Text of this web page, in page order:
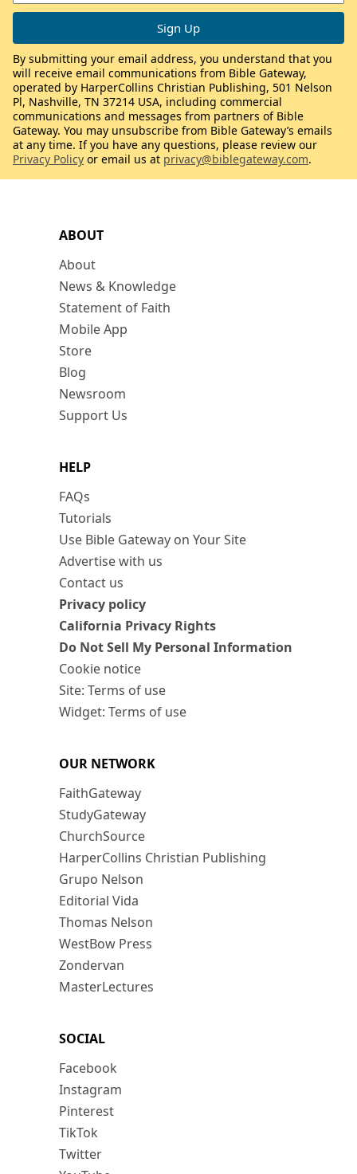
ABOUT
About
News & Knowledge
Statement of Faith
Mobile App
Store
Blog
Newsroom
Support Us
HELP
FAQs
Tutorials
Use Bible Gateway on Your Site
Advertise with us
Contact us
Privacy policy
California Privacy Rights
Do Not Sell My Personal Information
Cookie notice
Site: Terms of use
Widget: Terms of use
OUR NETWORK
FaithGateway
StudyGateway
ChurchSource
HarperCollins Christian Publishing
Grupo Nelson
Editorial Vida
Thomas Nelson
WestBow Press
Zondervan
MasterLectures
SOCIAL
Facebook
Instagram
Pinterest
TikTok
Twitter
By submitting your email address, you understand that you
will receive email communications from Bible Gateway,
operated by HarperCollins Christian Publishing, 501 Nelson
Pl, Nashville, TN 37214 USA, including commercial
communications and messages from partners of Bible
Gateway. You may unsubscribe from Bible Gateway’s emails
at any time. If you have any questions, please review our
Privacy Policy or email us at privacy@biblegateway.com.